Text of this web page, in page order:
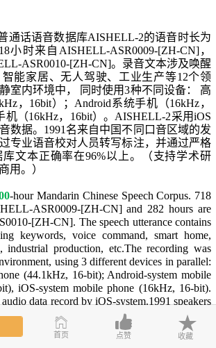
通话语音数据库AISHELL-2的语音时长为
小时来自AISHELL-ASR0009-[ZH-CN]，
ASR0010-[ZH-CN]。录音文本涉及唤醒
能家居、无人驾驶、工业生产等12个领
室内环境中， 同时使用3种不同设备： 高
，16bit）；Android系统手机（16kHz，
机（16kHz，16bit）。AISHELL-2采用iOS
数据。1991名来自中国不同口音区域的发
专业语音校对人员转写标注，并通过严格
文本正确率在96%以上。
（支持学术研
用。 ）
-hour Mandarin Chinese Speech Corpus. 718
ASR0009-[ZH-CN] and 282 hours are
[ZH-CN]. The speech utterance contains
keywords, voice command, smart home,
industrial production, etc.The recording was
using 3 different devices in parallel:
(44.1kHz, 16-bit); Android-system mobile
iOS-system mobile phone (16kHz, 16-bit).
data record by iOS-system.1991 speakers
areas in China were participate in this
transcription accuracy rate is above 96%,
annotation and strict quality inspection.
首页 点赞 收藏